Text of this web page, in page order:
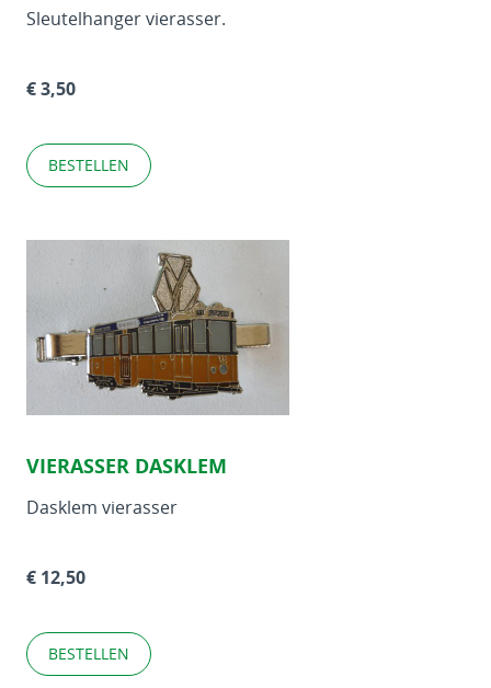
Sleutelhanger vierasser.
€ 3,50
BESTELLEN
VIERASSER DASKLEM
Dasklem vierasser
€ 12,50
BESTELLEN